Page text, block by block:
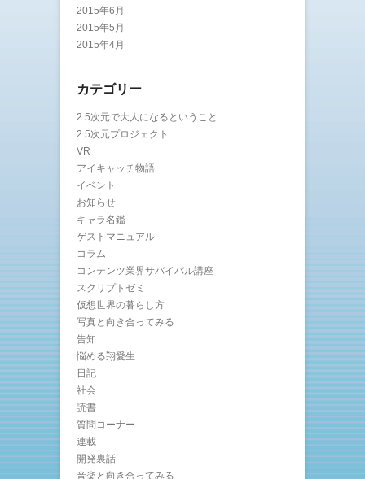
2015年6月
2015年5月
2015年4月
カテゴリー
2.5次元で大人になるということ
2.5次元プロジェクト
VR
アイキャッチ物語
イベント
お知らせ
キャラ名鑑
ゲストマニュアル
コラム
コンテンツ業界サバイバル講座
スクリプトゼミ
仮想世界の暮らし方
写真と向き合ってみる
告知
悩める翔愛生
日記
社会
読書
質問コーナー
連載
開発裏話
音楽と向き合ってみる